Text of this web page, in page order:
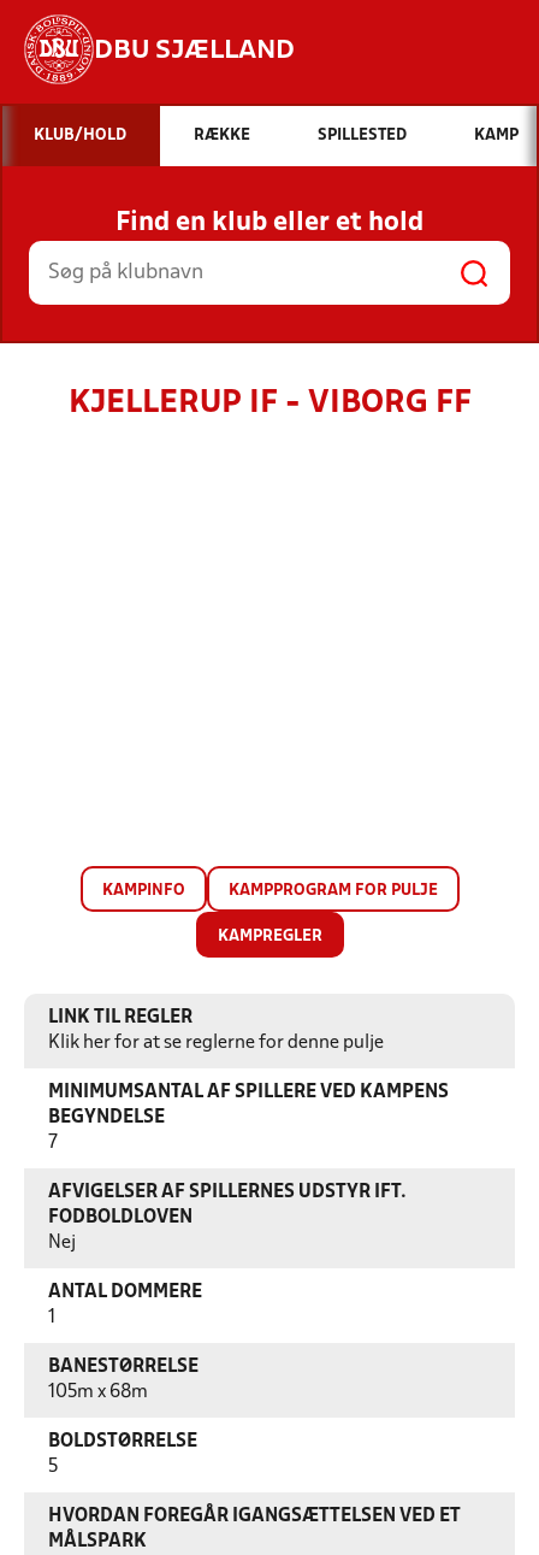
DBU SJÆLLAND
Hvad vil du søge efter?
INDHOLD OG NYHEDER
STILLINGER, RESULTATER, KLUBBER OG
HOLD
KLUB/HOLD RÆKKE SPILLESTED KAMP
Find en klub eller et hold
KJELLERUP IF - VIBORG FF
KAMPINFO KAMPPROGRAM FOR PULJE
KAMPREGLER
LINK TIL REGLER
Klik her for at se reglerne for denne pulje
MINIMUMSANTAL AF SPILLERE VED KAMPENS
BEGYNDELSE
7
AFVIGELSER AF SPILLERNES UDSTYR IFT.
FODBOLDLOVEN
Nej
ANTAL DOMMERE
BANESTØRRELSE
105m x 68m
BOLDSTØRRELSE
5
HVORDAN FOREGÅR IGANGSÆTTELSEN VED ET
MÅLSPARK